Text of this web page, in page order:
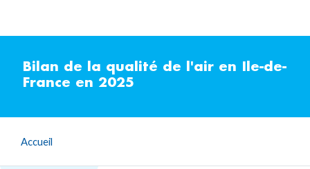
Bilan de la qualité de l'air en Ile-de-
France en 2025
Accueil